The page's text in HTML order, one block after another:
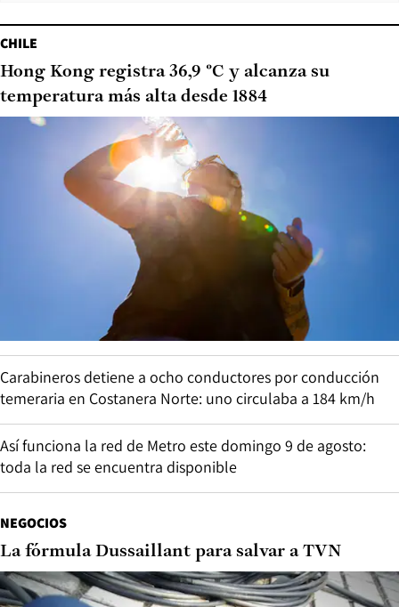
CHILE
Hong Kong registra 36,9 °C y alcanza su
temperatura más alta desde 1884
Carabineros detiene a ocho conductores por conducción
temeraria en Costanera Norte: uno circulaba a 184 km/h
Así funciona la red de Metro este domingo 9 de agosto:
toda la red se encuentra disponible
NEGOCIOS
La fórmula Dussaillant para salvar a TVN